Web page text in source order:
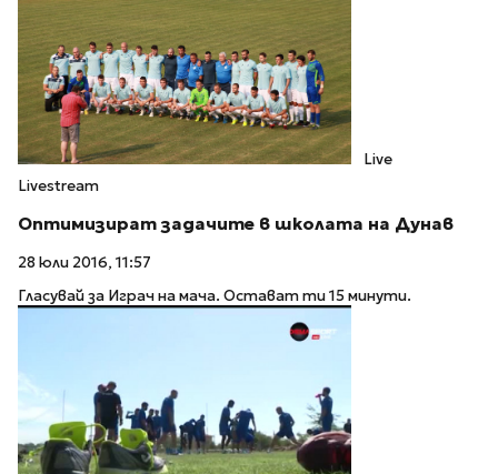
Live
Livestream
Оптимизират задачите в школата на Дунав
28 юли 2016, 11:57
Гласувай за Играч на мача. Остават ти 15 минути.